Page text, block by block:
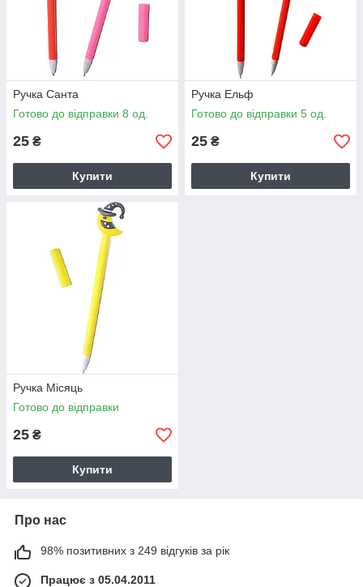
Ручка Санта
Готово до відправки 8 од.
25 ₴
Купити
Ручка Ельф
Готово до відправки 5 од.
25 ₴
Купити
Ручка Місяць
Готово до відправки
25 ₴
Купити
Про нас
98% позитивних з 249 відгуків за рік
Працює з 05.04.2011